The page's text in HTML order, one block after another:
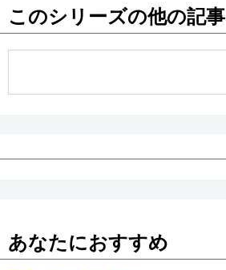
お知らせ
このシリーズの他の記事
あなたにおすすめ